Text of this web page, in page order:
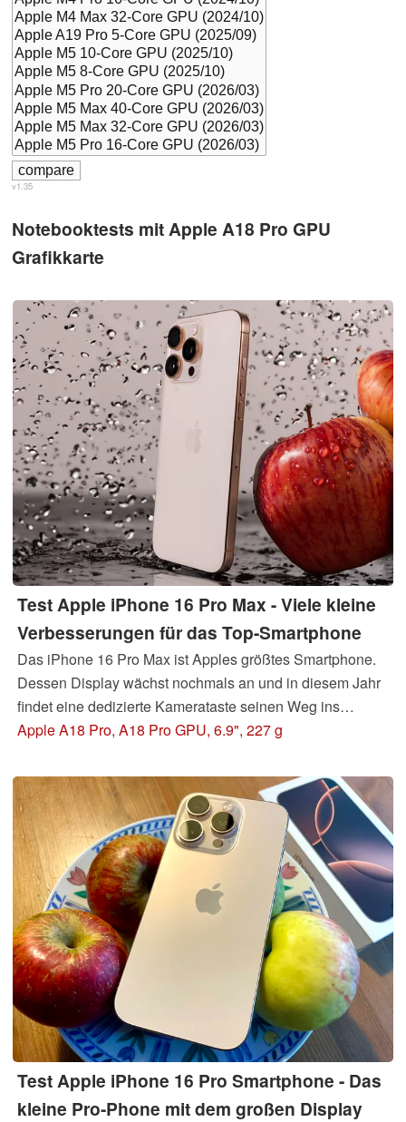
v1.35
Notebooktests mit Apple A18 Pro GPU
Grafikkarte
Test Apple iPhone 16 Pro Max - Viele kleine
Verbesserungen für das Top-Smartphone
Das iPhone 16 Pro Max ist Apples größtes Smartphone.
Dessen Display wächst nochmals an und in diesem Jahr
findet eine dedizierte Kamerataste seinen Weg ins
iPhone. Es hat jedoch noch mehr zu bieten als nur das,
verfügbar sein wird.
Apple A18 Pro, A18 Pro GPU, 6.9", 227 g
Test Apple iPhone 16 Pro Smartphone - Das
kleine Pro-Phone mit dem großen Display